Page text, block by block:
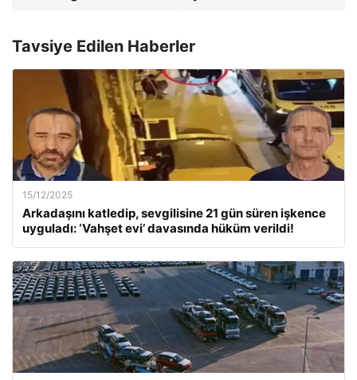
Tavsiye Edilen Haberler
15/12/2025
Arkadaşını katledip, sevgilisine 21 gün süren işkence
uyguladı: ‘Vahşet evi’ davasında hüküm verildi!